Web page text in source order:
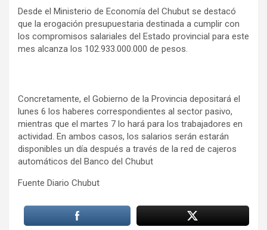
Desde el Ministerio de Economía del Chubut se destacó
que la erogación presupuestaria destinada a cumplir con
los compromisos salariales del Estado provincial para este
mes alcanza los 102.933.000.000 de pesos.
Concretamente, el Gobierno de la Provincia depositará el
lunes 6 los haberes correspondientes al sector pasivo,
mientras que el martes 7 lo hará para los trabajadores en
actividad. En ambos casos, los salarios serán estarán
disponibles un día después a través de la red de cajeros
automáticos del Banco del Chubut
Fuente Diario Chubut